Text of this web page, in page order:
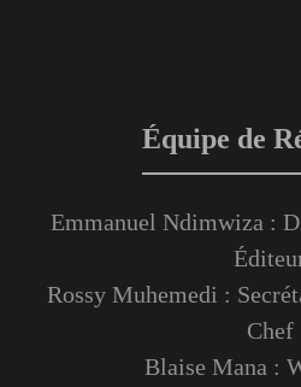
Équipe de
Emmanuel Ndimwiza :
Rossy Muhemedi :
Chef
Blaise Mana :